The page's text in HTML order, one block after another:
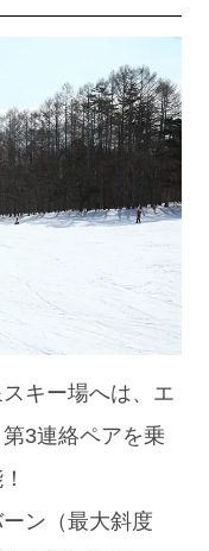
キー場へは、エ
3連絡ペアを乗
ン（最大斜度